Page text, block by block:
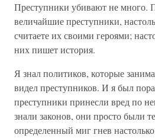
Преступники убивают не много.
величайшие преступники,
считаете их своими героями;
них пишет история.
Я знал политиков, которые
видел преступников. И я был
преступники принесли вред по
знали законов, они просто были
определенный миг гнев